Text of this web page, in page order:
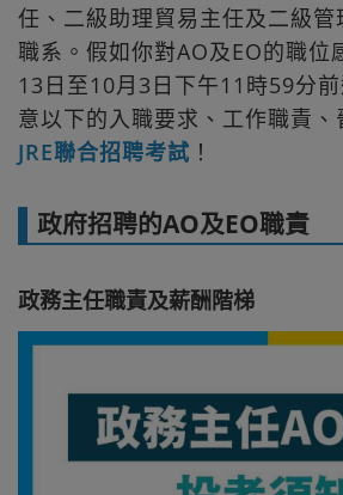
任、二級助理貿易主任及二級
職系。假如你對AO及EO的職位
13日至10月3日下午11時59分
意以下的入職要求、工作職責
JRE聯合招聘考試 ！
政府招聘的AO及EO職責
政務主任職責及薪酬階梯